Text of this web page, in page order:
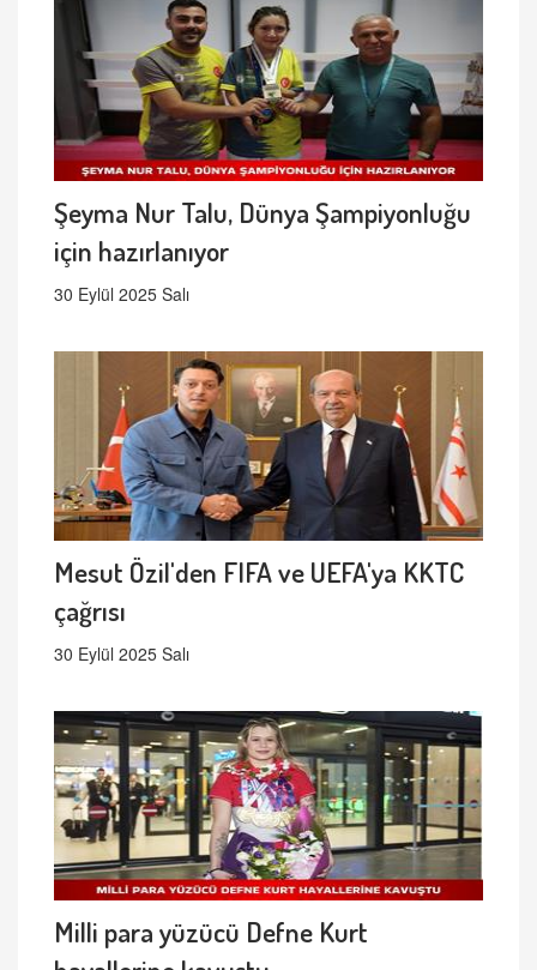
Şeyma Nur Talu, Dünya Şampiyonluğu
için hazırlanıyor
30 Eylül 2025 Salı
Mesut Özil'den FIFA ve UEFA'ya KKTC
çağrısı
30 Eylül 2025 Salı
Milli para yüzücü Defne Kurt